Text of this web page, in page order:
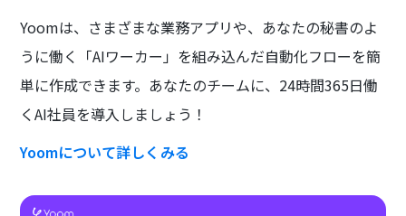
Yoomは、さまざまな業務アプリや、あなたの秘書のよ
うに働く「AIワーカー」を組み込んだ自動化フローを簡
単に作成できます。あなたのチームに、24時間365日働
くAI社員を導入しましょう！
Yoomについて詳しくみる